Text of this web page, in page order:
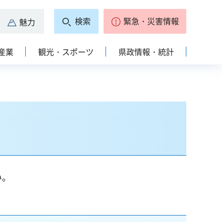
魅力 検索 緊急・災害情報
業 観光・スポーツ 県政情報・統計